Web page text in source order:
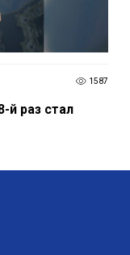
1587
й раз стал